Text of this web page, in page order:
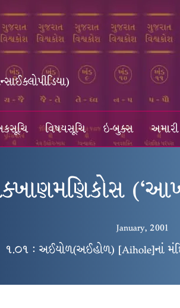
વિષયસૂચિ ઇ-બુક્સ
January, 2001
૧.૦૧ : અઈયોળ(અઈહોળ) [Aihole]નાં